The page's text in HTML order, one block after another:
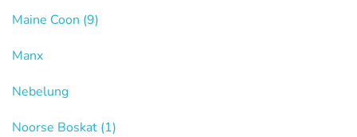
Maine Coon (9)
Manx
Nebelung
Noorse Boskat (1)